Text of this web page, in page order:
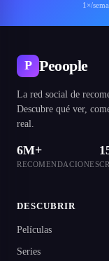
1×/
P Peoople
La red social de
Descubre qué ver,
real.
6M+
RECOMENDACIONES
DESCUBRIR
Películas
Series